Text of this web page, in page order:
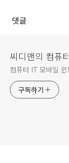
댓글
씨디맨의 컴퓨
컴퓨터 IT 모바일
구독하기